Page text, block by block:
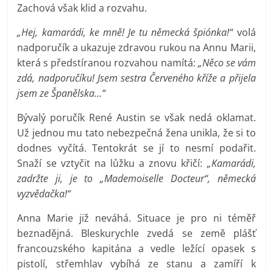
Zachová však klid a rozvahu.
„Hej, kamarádi, ke mně! Je tu německá špiónka!“ volá
nadporučík a ukazuje zdravou rukou na Annu Marii,
která s předstíranou rozvahou namítá: „Něco se vám
zdá, nadporučíku! Jsem sestra Červeného kříže a přijela
jsem ze Španělska…“
Bývalý poručík René Austin se však nedá oklamat.
Už jednou mu tato nebezpečná žena unikla, že si to
dodnes vyčítá. Tentokrát se jí to nesmí podařit.
Snaží se vztyčit na lůžku a znovu křičí: „Kamarádi,
zadržte ji, je to „Mademoiselle Docteur“, německá
vyzvědačka!“
Anna Marie již neváhá. Situace je pro ni téměř
beznadějná. Bleskurychle zvedá se země plášť
francouzského kapitána a vedle ležící opasek s
pistolí, střemhlav vybíhá ze stanu a zamíří k